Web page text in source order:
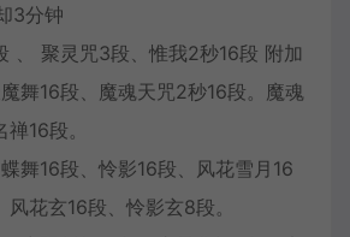
3分钟
、 聚灵咒3段、惟我2秒16段 附加
舞16段、魔魂天咒2秒16段。魔魂
16段。
舞16段、怜影16段、风花雪月16
花玄16段、怜影玄8段。